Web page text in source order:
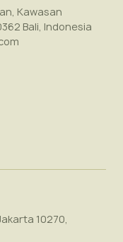
Kawasan
Bali, Indonesia
10270,